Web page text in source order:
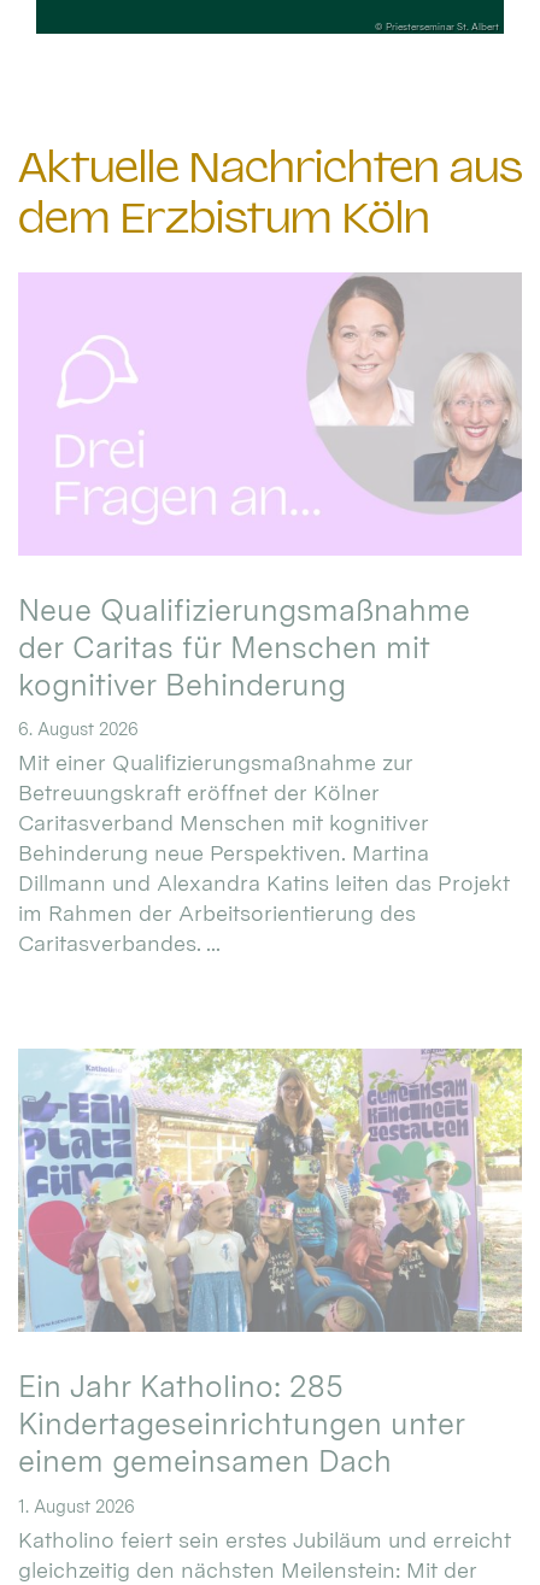
© Priesterseminar St. Albert
Aktuelle Nachrichten aus
dem Erzbistum Köln
Neue Qualifizierungsmaßnahme
der Caritas für Menschen mit
kognitiver Behinderung
6. August 2026
Mit einer Qualifizierungsmaßnahme zur
Betreuungskraft eröffnet der Kölner
Caritasverband Menschen mit kognitiver
Behinderung neue Perspektiven. Martina
Dillmann und Alexandra Katins leiten das Projekt
im Rahmen der Arbeitsorientierung des
Caritasverbandes. ...
Ein Jahr Katholino: 285
Kindertageseinrichtungen unter
einem gemeinsamen Dach
1. August 2026
Katholino feiert sein erstes Jubiläum und erreicht
gleichzeitig den nächsten Meilenstein: Mit der